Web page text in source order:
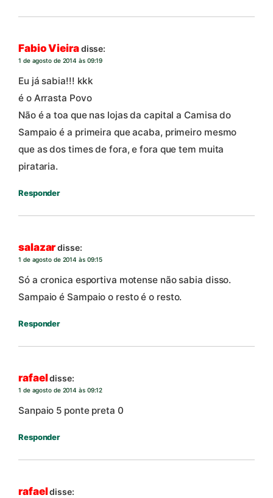
Fabio Vieiradisse:
1 de agosto de 2014 às 09:19
Eu já sabia!!! kkk
é o Arrasta Povo
Não é a toa que nas lojas da capital a Camisa do
Sampaio é a primeira que acaba, primeiro mesmo
que as dos times de fora, e fora que tem muita
pirataria.
Responder
salazardisse:
1 de agosto de 2014 às 09:15
Só a cronica esportiva motense não sabia disso.
Sampaio é Sampaio o resto é o resto.
Responder
rafaeldisse:
1 de agosto de 2014 às 09:12
Sanpaio 5 ponte preta 0
Responder
rafaeldisse: